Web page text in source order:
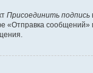
Присоединить подпись